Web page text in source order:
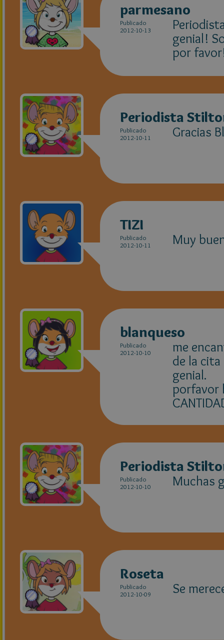
parmesano
Publicado
2012-10-13
genial!
por
Periodista
Publicado
2012-10-11
Gracias
TIZI
Publicado
2012-10-11
Muy
blanqueso
Publicado
2012-10-10
me
de la
genial.
porfavor
Periodista
Publicado
2012-10-10
Muchas
Roseta
Publicado
2012-10-09
Se